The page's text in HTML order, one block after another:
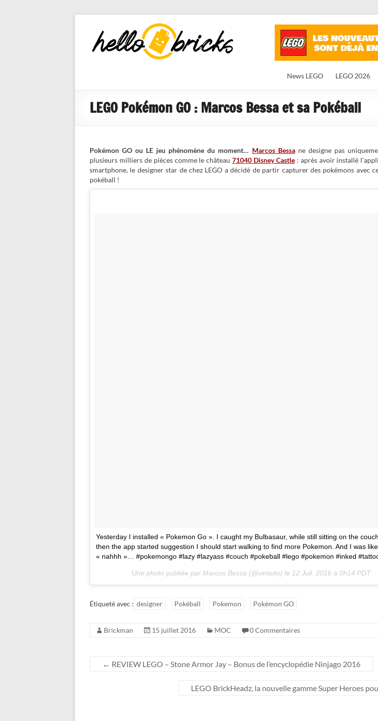
HelloBricks
Blog LEGO,
nouveaut�s
News LEGO LEGO 2026
LEGO Pokémon GO : Marcos Bessa et sa Pokéball
Pokémon GO ou LE jeu phénomène du moment… Marcos Bessane designe pas
plusieurs milliers de pièces comme le château71040 Disney Castle: après avoir installé
smartphone, le designer star de chez LEGO a décidé de partir capturer des pokémons avec
pokéball !
Yesterday I installed « Pokemon Go ». I caught my Bulbasaur, while still sitting on the
then the app started suggestion I should start walking to find more Pokemon. And I was like
« nahhh »… #pokemongo #lazy #lazyass #couch #pokeball #lego #pokemon #inked
Une photo publiée par Marcos Bessa (@vintoito) le 12 Juil. 2016 à 0h14 PDT
Étiqueté avec : designer Pokéball Pokemon Pokémon GO
Brickman 15 juillet 2016 MOC 0 Commentaires
← REVIEW LEGO – Stone Armor Jay – Bonus de l’encyclopédie Ninjago 2016
LEGO BrickHeadz, la nouvelle gamme Super Heroes